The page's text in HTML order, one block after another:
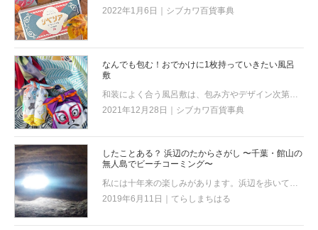
2022年1月6日｜シブカワ百貨事典
なんでも包む！おでかけに1枚持っていきたい風呂
敷
和装によく合う風呂敷は、包み方やデザイン次第で洋服にもマッチするアイテムです。そして実はとても便利なグッズでもあるのです！
2021年12月28日｜シブカワ百貨事典
したことある？ 浜辺のたからさがし 〜千葉・館山の
無人島でビーチコーミング〜
私には十年来の楽しみがあります。浜辺を歩いて、流れ着いたものを眺める「ビーチコーミング」です。
2019年6月11日｜てらしまちはる